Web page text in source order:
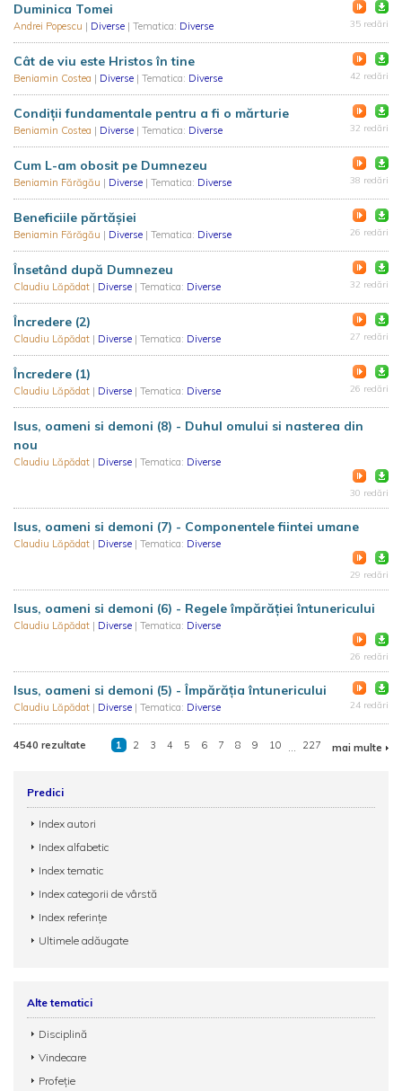
Duminica Tomei
Andrei Popescu | Diverse | Tematica: Diverse 35 redări
Cât de viu este Hristos în tine
Beniamin Costea | Diverse | Tematica: Diverse 42 redări
Condiții fundamentale pentru a fi o mărturie
Beniamin Costea | Diverse | Tematica: Diverse 32 redări
Cum L-am obosit pe Dumnezeu
Beniamin Fărăgău | Diverse | Tematica: Diverse 38 redări
Beneficiile părtășiei
Beniamin Fărăgău | Diverse | Tematica: Diverse 26 redări
Însetând după Dumnezeu
Claudiu Lăpădat | Diverse | Tematica: Diverse 32 redări
Încredere (2)
Claudiu Lăpădat | Diverse | Tematica: Diverse 27 redări
Încredere (1)
Claudiu Lăpădat | Diverse | Tematica: Diverse 26 redări
Isus, oameni si demoni (8) - Duhul omului si nasterea din
nou
Claudiu Lăpădat | Diverse | Tematica: Diverse
30 redări
Isus, oameni si demoni (7) - Componentele fiintei umane
Claudiu Lăpădat | Diverse | Tematica: Diverse
29 redări
Isus, oameni si demoni (6) - Regele împărăției întunericului
Claudiu Lăpădat | Diverse | Tematica: Diverse
26 redări
Isus, oameni si demoni (5) - Împărăția întunericului
Claudiu Lăpădat | Diverse | Tematica: Diverse 24 redări
4540 rezultate 1 2 3 4 5 6 7 8 9 10 ... 227 mai multe
Predici
Index autori
Index alfabetic
Index tematic
Index categorii de vârstă
Index referințe
Ultimele adăugate
Alte tematici
Disciplină
Vindecare
Profeție